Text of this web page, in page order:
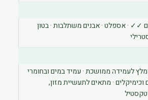
✓✓ · אספלט · אבנים משתלבות · בטון
לעמידה ממושכת · עמיד במים ובחומרי
וכימיקלים · מתאים לתעשיית מזון,